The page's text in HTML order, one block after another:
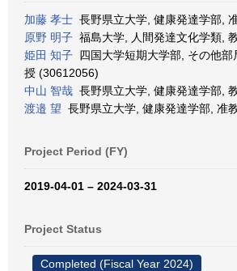
加藤 孝士 長野県立大学, 健康発達学部,
原野 明子 福島大学, 人間発達文化学類,
姫田 知子 四国大学短期大学部, その他部
授 (30612056)
中山 智哉 長野県立大学, 健康発達学部,
渡邉 望 長野県立大学, 健康発達学部, 准
Project Period (FY)
2019-04-01 – 2024-03-31
Project Status
Completed (Fiscal Year 2024)